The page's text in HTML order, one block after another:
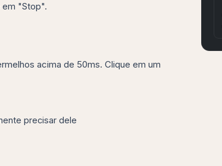
em "Stop".
acima de 50ms. Clique em um
precisar dele